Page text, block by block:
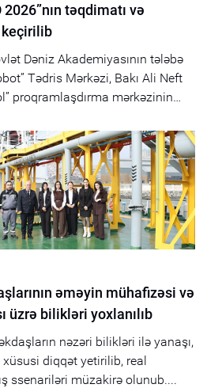
təqdimatı və
Dəniz Akademiyasının tələbə
Tədris Mərkəzi, Bakı Ali Neft
proqramlaşdırma mərkəzinin
ediblər....
əməyin mühafizəsi və
üzrə bilikləri yoxlanılıb
nəzəri bilikləri ilə yanaşı,
xüsusi diqqət yetirilib, real
ssenariləri müzakirə olunub....